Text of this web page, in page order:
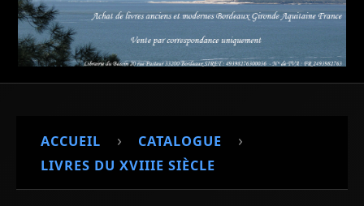
ACCUEIL › CATALOGUE ›
LIVRES DU XVIIIE SIÈCLE